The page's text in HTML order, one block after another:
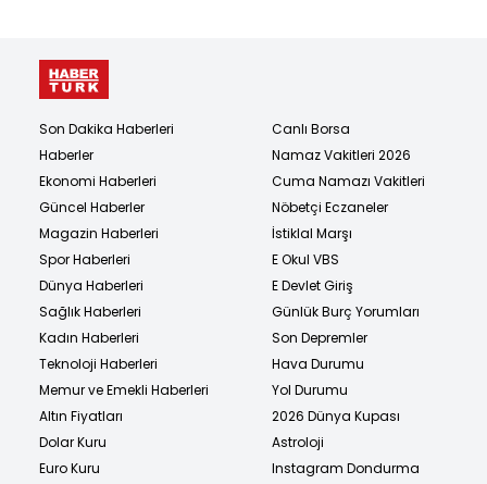
Son Dakika Haberleri
Haberler
Ekonomi Haberleri
Güncel Haberler
Magazin Haberleri
Spor Haberleri
Dünya Haberleri
Sağlık Haberleri
Kadın Haberleri
Teknoloji Haberleri
Memur ve Emekli Haberleri
Altın Fiyatları
Dolar Kuru
Euro Kuru
Canlı Borsa
Namaz Vakitleri 2026
Cuma Namazı Vakitleri
Nöbetçi Eczaneler
İstiklal Marşı
E Okul VBS
E Devlet Giriş
Günlük Burç Yorumları
Son Depremler
Hava Durumu
Yol Durumu
2026 Dünya Kupası
Astroloji
Instagram Dondurma